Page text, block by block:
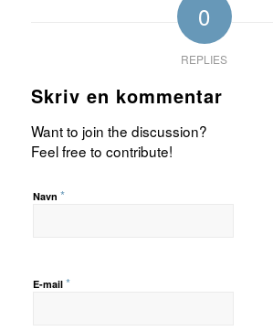
0
REPLIES
Skriv en kommentar
Want to join the discussion?
Feel free to contribute!
Navn *
E-mail *